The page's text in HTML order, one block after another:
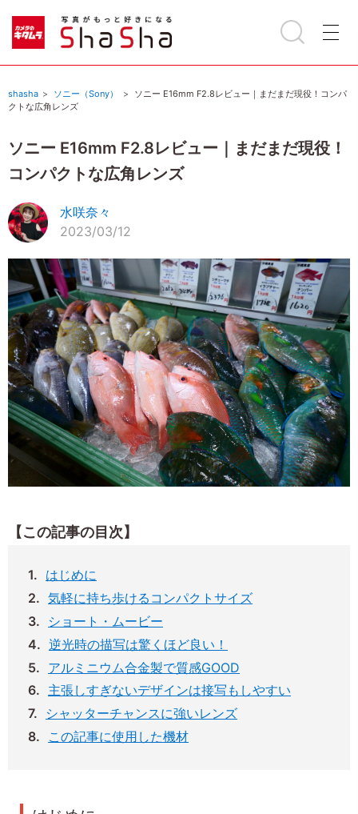
shasha ソニー（Sony）
ソニー E16mm F2.8レビュー｜まだまだ現役！コンパ
クトな広角レンズ
ソニー E16mm F2.8レビュー｜まだまだ現役！
コンパクトな広角レンズ
水咲奈々
2023/03/12
【この記事の目次】
はじめに
気軽に持ち歩けるコンパクトサイズ
ショート・ムービー
逆光時の描写は驚くほど良い！
アルミニウム合金製で質感GOOD
主張しすぎないデザインは接写もしやすい
シャッターチャンスに強いレンズ
この記事に使用した機材